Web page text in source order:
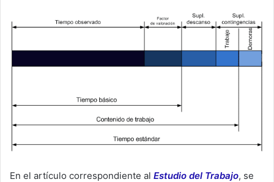
En el artículo correspondiente al Estudio del Trabajo, se